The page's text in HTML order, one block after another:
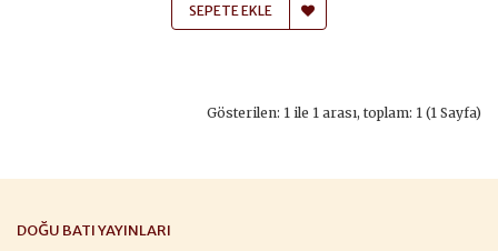
SEPETE EKLE
Gösterilen: 1 ile 1 arası, toplam: 1 (1 Sayfa)
DOĞU BATI YAYINLARI